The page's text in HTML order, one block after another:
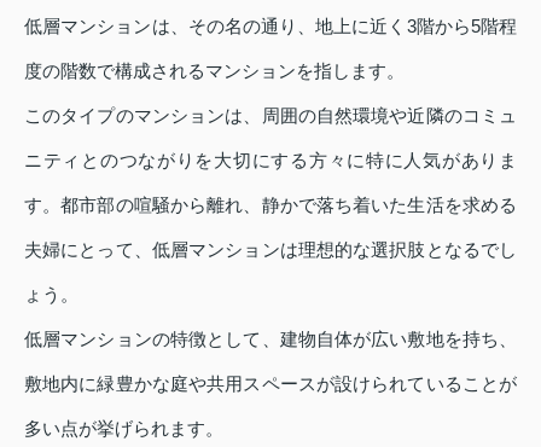
低層マンションは、その名の通り、地上に近く3階から5階程
度の階数で構成されるマンションを指します。
このタイプのマンションは、周囲の自然環境や近隣のコミュ
ニティとのつながりを大切にする方々に特に人気がありま
す。都市部の喧騒から離れ、静かで落ち着いた生活を求める
夫婦にとって、低層マンションは理想的な選択肢となるでし
ょう。
低層マンションの特徴として、建物自体が広い敷地を持ち、
敷地内に緑豊かな庭や共用スペースが設けられていることが
多い点が挙げられます。